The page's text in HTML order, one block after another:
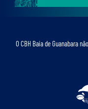
O CBH Baía de Guanabara